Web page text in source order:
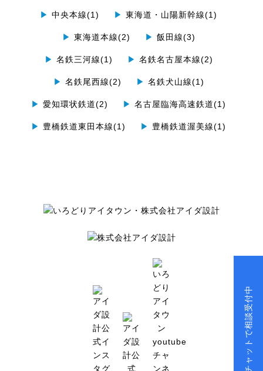
▶ 中央本線(1) ▶ 東海道・山陽新幹線(1)
▶ 東海道本線(2) ▶ 飯田線(3)
▶ 名鉄三河線(1) ▶ 名鉄名古屋本線(2)
▶ 名鉄尾西線(2) ▶ 名鉄犬山線(1)
▶ 愛知環状鉄道(2) ▶ 名古屋臨海高速鉄道(1)
▶ 豊橋鉄道東田本線(1) ▶ 豊橋鉄道渥美線(1)
チャットで相談受付中